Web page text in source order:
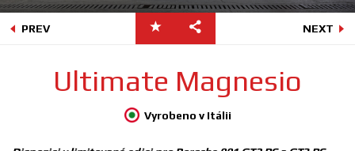
ITALSKÁ SPOLEČNOST
PRODEJCI
PREV NEXT
Ultimate Magnesio
Vyrobeno v Itálii